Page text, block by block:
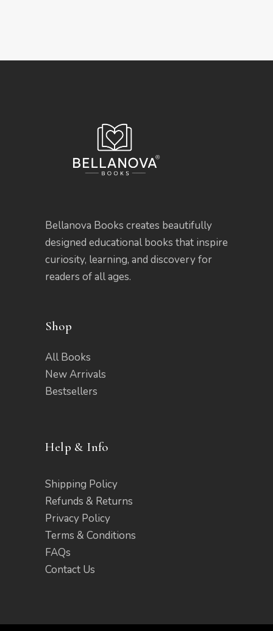
Bellanova Books creates beautifully
designed educational books that inspire
curiosity, learning, and discovery for
readers of all ages.
Shop
All Books
New Arrivals
Bestsellers
Help & Info
Shipping Policy
Refunds & Returns
Privacy Policy
Terms & Conditions
FAQs
Contact Us